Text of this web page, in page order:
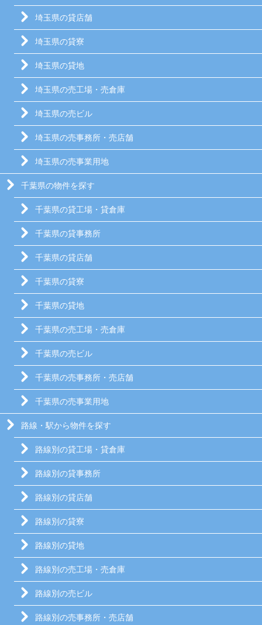
埼玉県の貸店舗
埼玉県の貸寮
埼玉県の貸地
埼玉県の売工場・売倉庫
埼玉県の売ビル
埼玉県の売事務所・売店舗
埼玉県の売事業用地
千葉県の物件を探す
千葉県の貸工場・貸倉庫
千葉県の貸事務所
千葉県の貸店舗
千葉県の貸寮
千葉県の貸地
千葉県の売工場・売倉庫
千葉県の売ビル
千葉県の売事務所・売店舗
千葉県の売事業用地
路線・駅から物件を探す
路線別の貸工場・貸倉庫
路線別の貸事務所
路線別の貸店舗
路線別の貸寮
路線別の貸地
路線別の売工場・売倉庫
路線別の売ビル
路線別の売事務所・売店舗